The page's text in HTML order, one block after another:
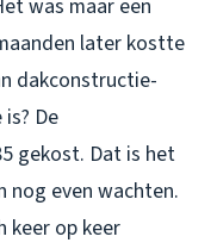
was maar een
later kostte
dakconstructie-
De
gekost. Dat is het
nog even wachten.
keer op keer